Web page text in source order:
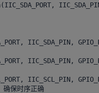
IIC_SDA_PIN,
IIC_SDA_PIN,
IIC_SCL_PIN,
保时序正确